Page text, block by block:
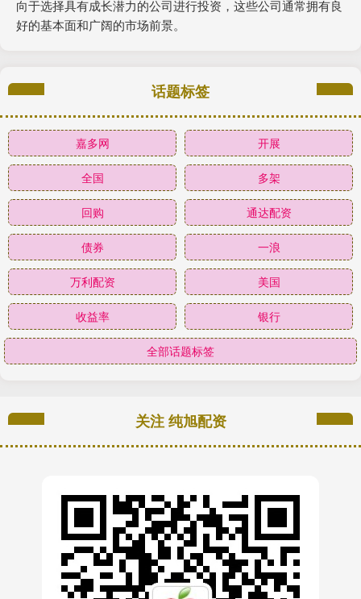
向于选择具有成长潜力的公司进行投资，这些公司通常拥有良
好的基本面和广阔的市场前景。
话题标签
嘉多网 开展
全国 多架
回购 通达配资
债券 一浪
万利配资 美国
收益率 银行
全部话题标签
关注 纯旭配资